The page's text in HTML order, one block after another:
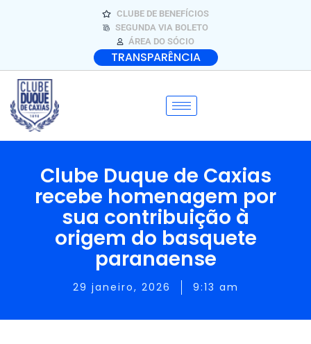
CLUBE DE BENEFÍCIOS
SEGUNDA VIA BOLETO
ÁREA DO SÓCIO
TRANSPARÊNCIA
Clube Duque de Caxias
recebe homenagem por
sua contribuição à
origem do basquete
paranaense
29 janeiro, 2026 9:13 am